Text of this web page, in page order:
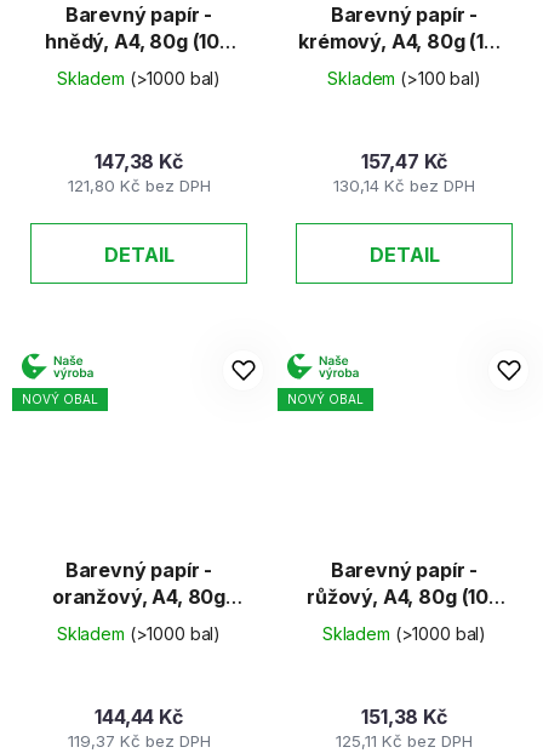
Barevný papír -
hnědý, A4, 80g (100
listů)
Skladem (>1000 bal)
121,80 Kč bez DPH
147,38 Kč
DETAIL
Barevný papír -
krémový, A4, 80g (100
listů)
Skladem (>100 bal)
130,14 Kč bez DPH
157,47 Kč
DETAIL
NOVÝ OBAL
Barevný papír -
oranžový, A4, 80g
(100 listů)
Skladem (>1000 bal)
119,37 Kč bez DPH
144,44 Kč
NOVÝ OBAL
Barevný papír -
růžový, A4, 80g (100
listů)
Skladem (>1000 bal)
125,11 Kč bez DPH
151,38 Kč